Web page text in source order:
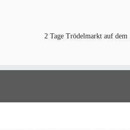
2 Tage Trödelmarkt auf